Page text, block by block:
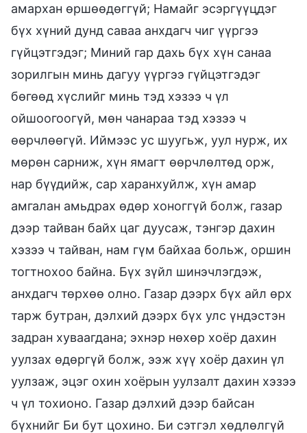
амархан өршөөдөггүй; Намайг эсэргүүцдэг
бүх хүний дунд саваа анхдагч чиг үүргээ
гүйцэтгэдэг; Миний гар дахь бүх хүн санаа
зорилгын минь дагуу үүргээ гүйцэтгэдэг
бөгөөд хүслийг минь тэд хэзээ ч үл
ойшоогоогүй, мөн чанараа тэд хэзээ ч
өөрчлөөгүй. Иймээс ус шуугьж, уул нурж, их
мөрөн сарниж, хүн ямагт өөрчлөлтөд орж,
нар бүүдийж, сар харанхуйлж, хүн амар
амгалан амьдрах өдөр хоноггүй болж, газар
дээр тайван байх цаг дуусаж, тэнгэр дахин
хэзээ ч тайван, нам гүм байхаа больж, оршин
тогтнохоо байна. Бүх зүйл шинэчлэгдэж,
анхдагч төрхөө олно. Газар дээрх бүх айл өрх
тарж бутран, дэлхий дээрх бүх улс үндэстэн
задран хуваагдана; эхнэр нөхөр хоёр дахин
уулзах өдөргүй болж, ээж хүү хоёр дахин үл
уулзаж, эцэг охин хоёрын уулзалт дахин хэзээ
ч үл тохионо. Газар дэлхий дээр байсан
бүхнийг Би бут цохино. Би сэтгэл хөдлөлгүй